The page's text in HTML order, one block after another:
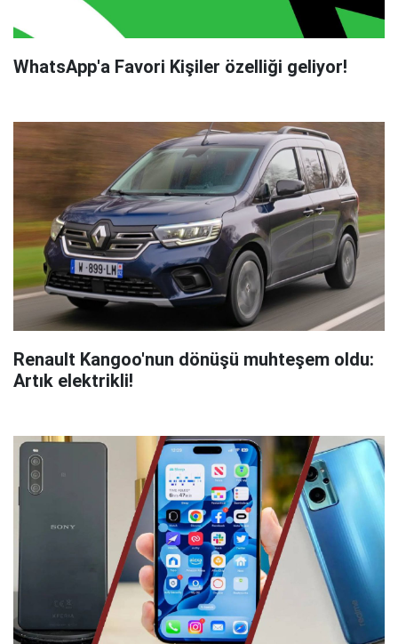
WhatsApp'a Favori Kişiler özelliği geliyor!
Renault Kangoo'nun dönüşü muhteşem oldu:
Artık elektrikli!